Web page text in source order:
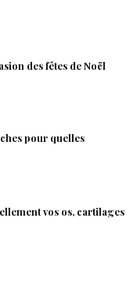
des fêtes de Noël
pour quelles
vos os, cartilages